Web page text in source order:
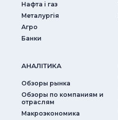
Нафта і газ
Металургія
Агро
Банки
АНАЛIТИКА
Обзоры рынка
Обзоры по компаниям и
отраслям
Макроэкономика